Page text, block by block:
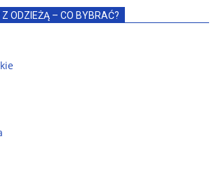
Z ODZIEŻĄ – CO BYBRAĆ?